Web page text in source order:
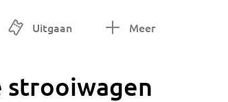
Uitgaan Meer
strooiwagen